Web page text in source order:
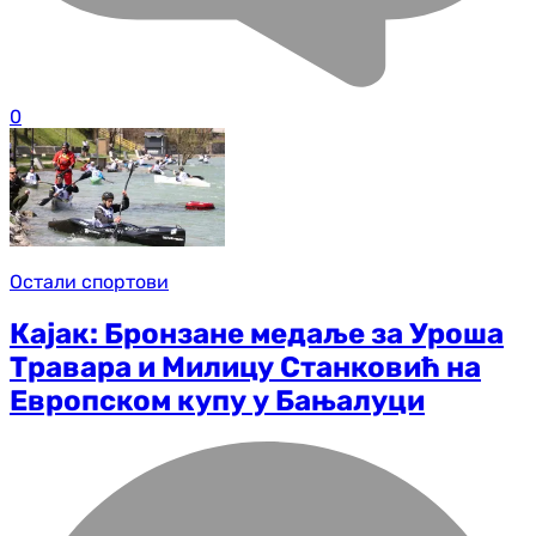
0
Остали спортови
Кајак: Бронзане медаље за Уроша
Травара и Милицу Станковић на
Европском купу у Бањалуци